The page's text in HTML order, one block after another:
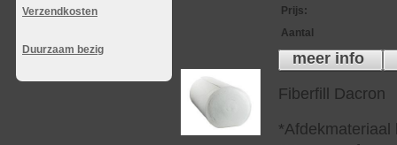
Verzendkosten
Duurzaam bezig
Prijs:
Aantal
meer info
Fiberfill Dacron
*Afdekmateriaal